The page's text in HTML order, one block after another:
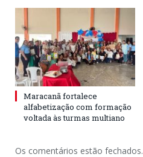
Maracanã fortalece
alfabetização com formação
voltada às turmas multiano
Os comentários estão fechados.